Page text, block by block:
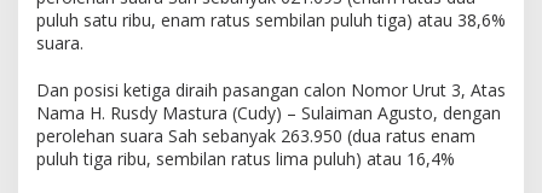
puluh satu ribu, enam ratus sembilan puluh tiga) atau 38,6%
suara.
Dan posisi ketiga diraih pasangan calon Nomor Urut 3, Atas
Nama H. Rusdy Mastura (Cudy) – Sulaiman Agusto, dengan
perolehan suara Sah sebanyak 263.950 (dua ratus enam
puluh tiga ribu, sembilan ratus lima puluh) atau 16,4%